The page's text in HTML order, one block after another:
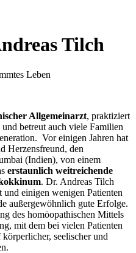
Tilch
Leben
Allgemeinarzt, praktiziert
betreut auch viele Familien
Vor einigen Jahren hat
Herzensfreund, den
(Indien), von einem
erstaunlich weitreichende
. Dr. Andreas Tilch
und einigen wenigen Patienten
außergewöhnlich gute Erfolge.
des homöopathischen Mittels
mit dem bei vielen Patienten
seelischer und